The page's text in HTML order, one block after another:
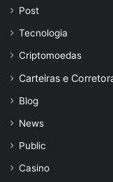
Post
Tecnologia
Criptomoedas
Carteiras e
Blog
News
Public
Casino